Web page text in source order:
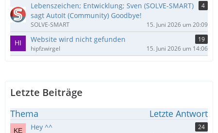
Lebenszeichen; Entwicklung; Sven (SOLVE-SMART)
sagt AutoIt (Community) Goodbye!
4
SOLVE-SMART 15. Juni 2026 um 20:09
Website wird nicht gefunden
19
hipfzwirgel
15. Juni 2026 um 14:06
Letzte Beiträge
Thema Letzte Antwort
Hey ^^
24